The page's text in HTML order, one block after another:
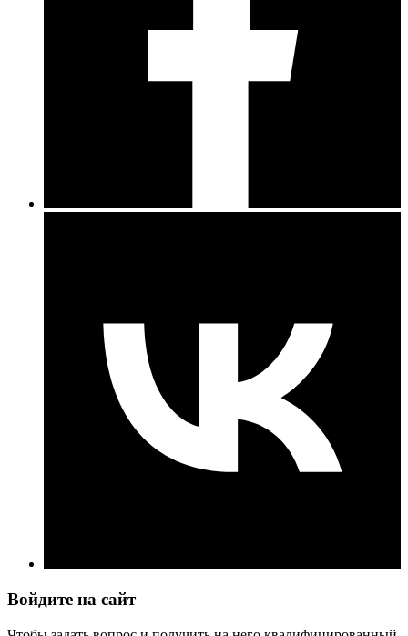
Войдите на сайт